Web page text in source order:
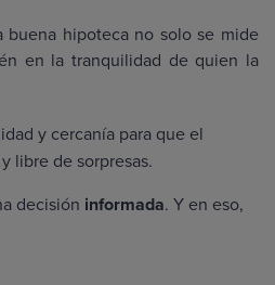
buena hipoteca no solo se mide
en la tranquilidad de quien la
y cercanía para que el
libre de sorpresas.
decisión informada. Y en eso,